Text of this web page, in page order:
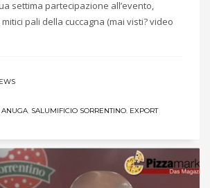
settima partecipazione all’evento,
pali della cuccagna (mai visti? video
ANUGA, SALUMIFICIO SORRENTINO, EXPORT